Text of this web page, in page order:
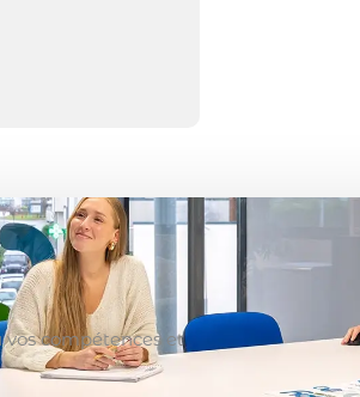
compétences et